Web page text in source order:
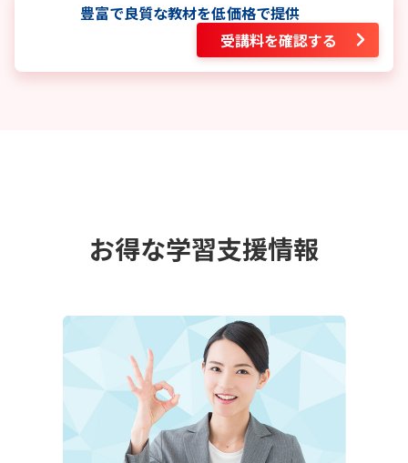
豊富で良質な教材を低価格で提供
受講料を確認する
お得な学習支援情報